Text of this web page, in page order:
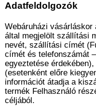
Adatfeldolgozók
Webáruházi vásárláskor
által megjelölt szállítási
nevét, szállítási címét
címét és telefonszámát
egyeztetése
(esetenként előre
információt átadja a
termék Felhasználó
céljából.